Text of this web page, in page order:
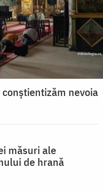
nevoia
măsuri ale
de hrană